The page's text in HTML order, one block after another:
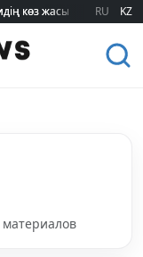
RU KZ
материалов